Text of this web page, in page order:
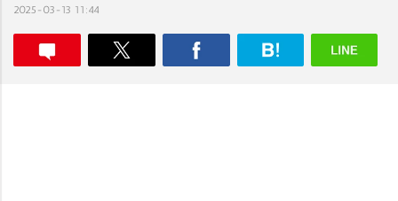
2025-03-13 11:44